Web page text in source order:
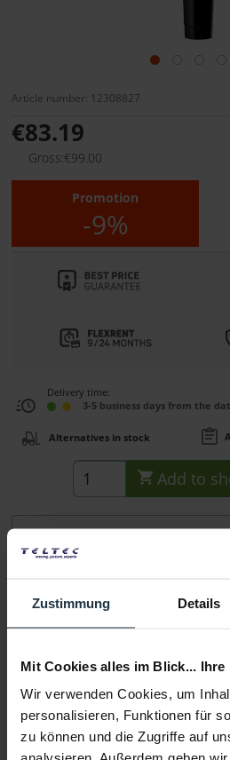
Zustimmung Details
Mit Cookies alles im Blick... Ihre
Wir verwenden Cookies, um
personalisieren, Funktionen für
zu können und die Zugriffe auf
Article number: 12308827
€83.19
Gross:€99.00
Promotion
-9%
Delivery time:
3-5 business days from the
Alternatives in stock
Add to
Der Zoom M2 MicTrak ist die
Consultation
Manufacturer & Product Safety